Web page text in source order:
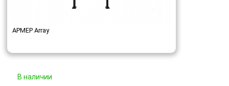
АРМЕР Array
В наличии